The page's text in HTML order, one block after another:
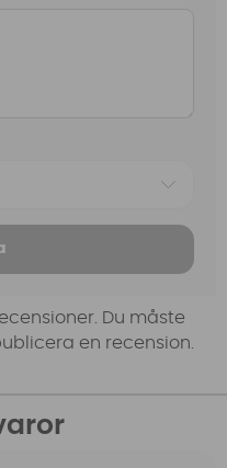
Du måste
en recension.